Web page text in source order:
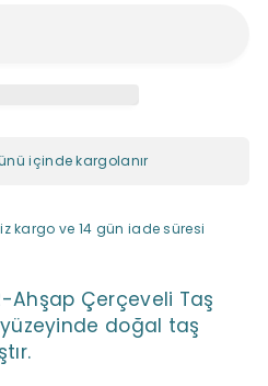
içinde kargolanır
kargo ve 14 gün iade süresi
Ahşap Çerçeveli Taş
doğal taş